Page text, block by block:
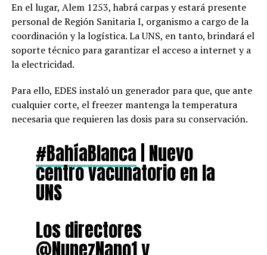
En el lugar, Alem 1253, habrá carpas y estará presente
personal de Región Sanitaria I, organismo a cargo de la
coordinación y la logística. La UNS, en tanto, brindará el
soporte técnico para garantizar el acceso a internet y a
la electricidad.
Para ello, EDES instaló un generador para que, que ante
cualquier corte, el freezer mantenga la temperatura
necesaria que requieren las dosis para su conservación.
#BahíaBlanca | Nuevo
centro vacunatorio en la
UNS
Los directores